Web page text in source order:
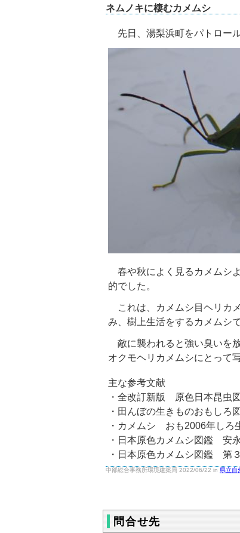
ネムノキに棲むカメムシ
先日、湯梨浜町をパトロー
春や秋によく見るカメムシ
的でした。
これは、カメムシ目ヘリカ
み、樹上生活をするカメムシで
敵に襲われると強い臭いを
オクモヘリカメムシにとって
主な参考文献
・全改訂新版 原色日本昆
・田んぼの生きものおもし
・カメムシ おも2006年し
・日本原色カメムシ図鑑 安
・日本原色カメムシ図鑑
中部総合事務所環境建築局 2022/06/22 in 県立自
問合せ先